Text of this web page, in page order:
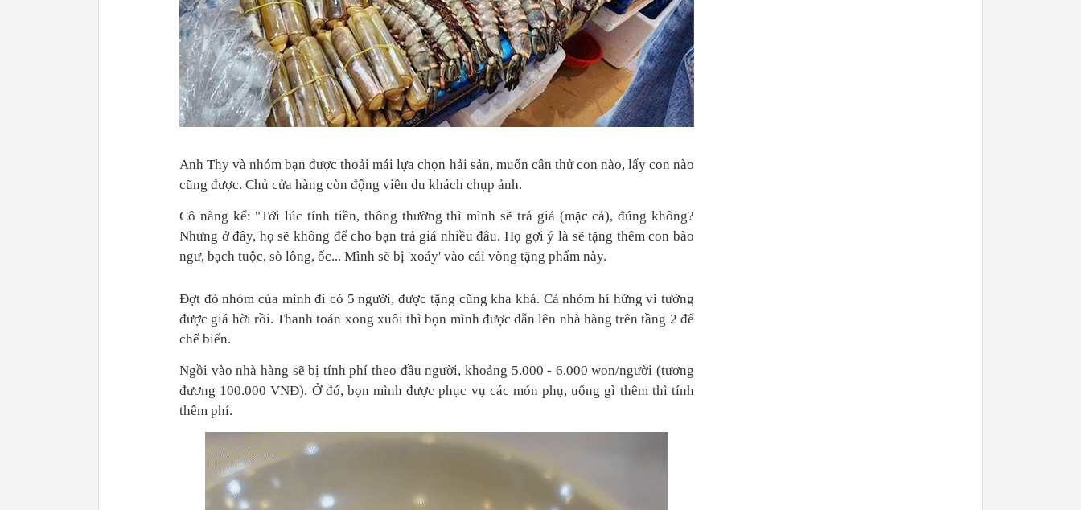
Anh Thy và nhóm bạn được thoải mái lựa chọn hải sản, muốn cân thử con nào, lấy con nào
cũng được. Chủ cửa hàng còn động viên du khách chụp ảnh.
Cô nàng kể: "Tới lúc tính tiền, thông thường thì mình sẽ trả giá (mặc cả), đúng không?
Nhưng ở đây, họ sẽ không để cho bạn trả giá nhiều đâu. Họ gợi ý là sẽ tặng thêm con bào
ngư, bạch tuộc, sò lông, ốc... Mình sẽ bị 'xoáy' vào cái vòng tặng phẩm này.
Đợt đó nhóm của mình đi có 5 người, được tặng cũng kha khá. Cả nhóm hí hửng vì tưởng
được giá hời rồi. Thanh toán xong xuôi thì bọn mình được dẫn lên nhà hàng trên tầng 2 để
chế biến.
Ngồi vào nhà hàng sẽ bị tính phí theo đầu người, khoảng 5.000 - 6.000 won/người (tương
đương 100.000 VNĐ). Ở đó, bọn mình được phục vụ các món phụ, uống gì thêm thì tính
thêm phí.